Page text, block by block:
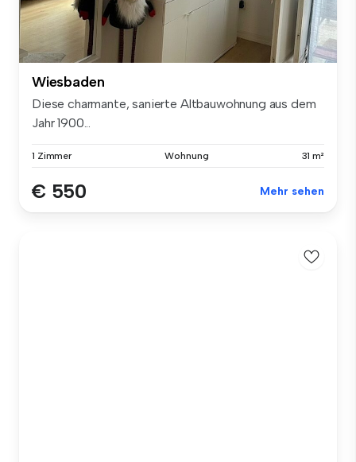
Wiesbaden
Diese charmante, sanierte Altbauwohnung aus dem
Jahr 1900...
1 Zimmer Wohnung 31 m²
€ 550 Mehr sehen